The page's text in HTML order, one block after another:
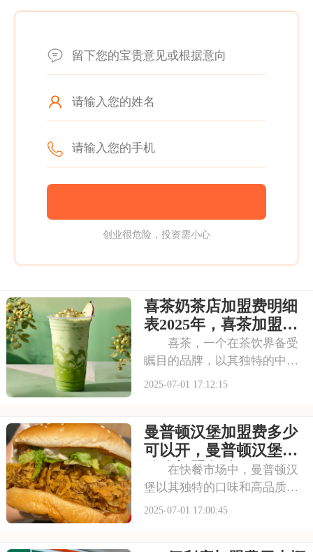
创业很危险，投资需小心
喜茶奶茶店加盟费明细
表2025年，喜茶加盟条
件是怎样的呢
喜茶，一个在茶饮界备受
瞩目的品牌，以其独特的中式
茶饮风格和深厚的文化底蕴，
格和温馨的氛围让人仿佛穿越
时空，感受到浓厚的茶文化。
每一款茶饮都选用上
2025-07-01 17:12:15
曼普顿汉堡加盟费多少
可以开，曼普顿汉堡有
什么加盟条件呀
在快餐市场中，曼普顿汉
堡以其独特的口味和高品质的
产品脱颖而出，成为众多消费
2025-07-01 17:00:45